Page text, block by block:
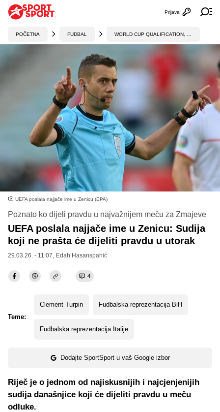
Otvori
Prijava
POČETNA FUDBAL
UEFA poslala najjače ime u Zenicu (EPA)
Poznato ko dijeli pravdu u najvažnijem meču za Zmajeve
UEFA poslala najjače ime u Zenicu: Sudija
koji ne prašta će dijeliti pravdu u utorak
29.03.26. - 11:07, Edah Hasanspahić
4
Teme:
Clement Turpin Fudbalska reprezentacija BiH
Fudbalska reprezentacija Italije
Dodajte SportSport u vaš Google izbor
Riječ je o jednom od najiskusnijih i najcjenjenijih
sudija današnjice koji će dijeliti pravdu u meču
odluke.